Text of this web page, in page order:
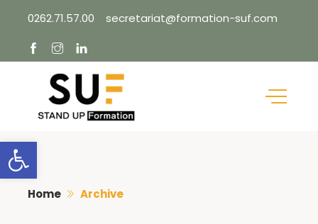
Ouvrir la barre d’outils
content
0262.71.57.00 secretariat@formation-suf.com
Home Archive